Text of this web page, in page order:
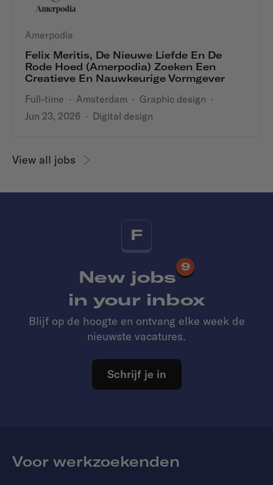
Amerpodia
Felix Meritis, De Nieuwe Liefde En De
Rode Hoed (Amerpodia) Zoeken Een
Creatieve En Nauwkeurige Vormgever
Full-time · Amsterdam · Graphic design ·
Jun 23, 2026 · Digital design
View all jobs
F
New jobs
9
in your inbox
Blijf op de hoogte en ontvang elke week de
nieuwste vacatures.
Schrijf je in
Voor werkzoekenden